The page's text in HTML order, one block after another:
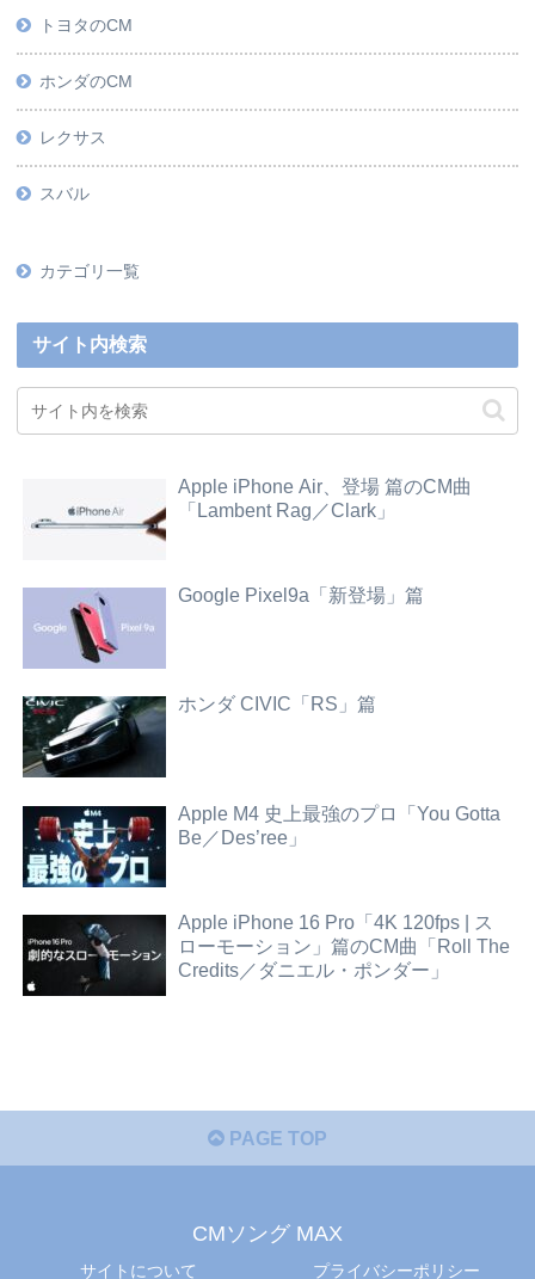
トヨタのCM
ホンダのCM
レクサス
スバル
カテゴリ一覧
サイト内検索
Apple iPhone Air、登場 篇のCM曲
「Lambent Rag／Clark」
Google Pixel9a「新登場」篇
ホンダ CIVIC「RS」篇
Apple M4 史上最強のプロ「You Gotta
Be／Des’ree」
Apple iPhone 16 Pro「4K 120fps | ス
ローモーション」篇のCM曲「Roll The
Credits／ダニエル・ポンダー」
PAGE TOP
CMソング MAX
サイトについて プライバシーポリシー